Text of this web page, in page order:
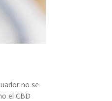
no se
el CBD